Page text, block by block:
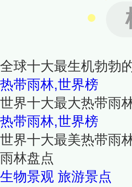
全球十大最生机勃勃
热带雨林,世界榜
世界十大最大热带雨
热带雨林,世界榜
世界十大最美热带雨
雨林盘点
生物景观 旅游景点